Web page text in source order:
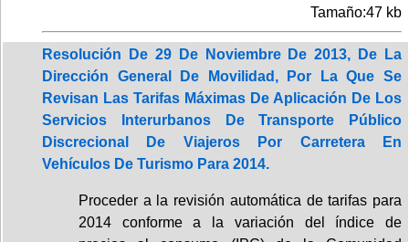
Tamaño:47 kb
Resolución De 29 De Noviembre De 2013, De La
Dirección General De Movilidad, Por La Que Se
Revisan Las Tarifas Máximas De Aplicación De Los
Servicios Interurbanos De Transporte Público
Discrecional De Viajeros Por Carretera En
Vehículos De Turismo Para 2014.
Proceder a la revisión automática de tarifas para
2014 conforme a la variación del índice de